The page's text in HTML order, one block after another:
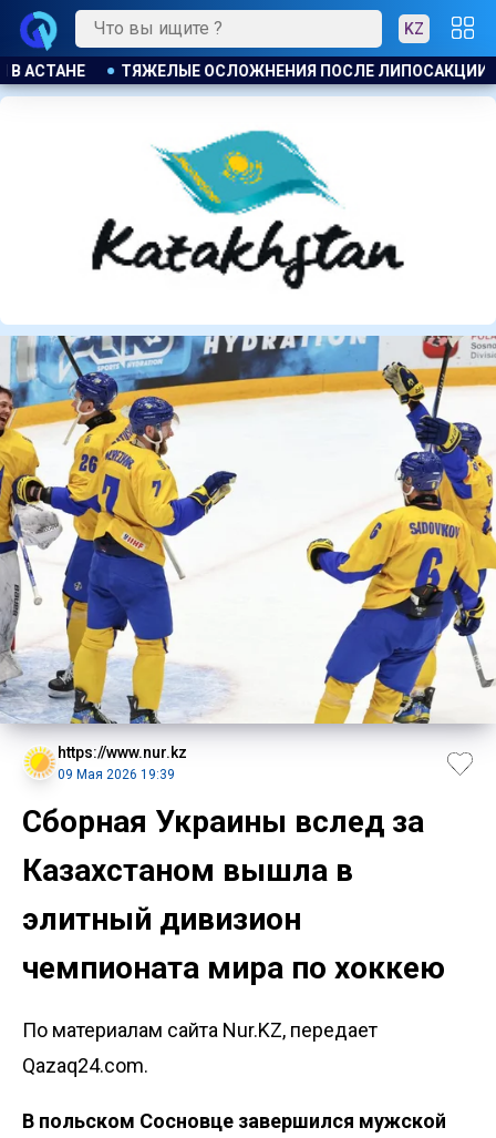
KZ
ПРИВЕЛИ К ГРОМКОМУ РАЗБИРАТЕЛЬСТВУ В АКТАУ
https://www.nur.kz
09 Мая 2026 19:39
Сборная Украины вслед за
Казахстаном вышла в
элитный дивизион
чемпионата мира по хоккею
По материалам сайта Nur.KZ, передает
Qazaq24.com.
В польском Сосновце завершился мужской